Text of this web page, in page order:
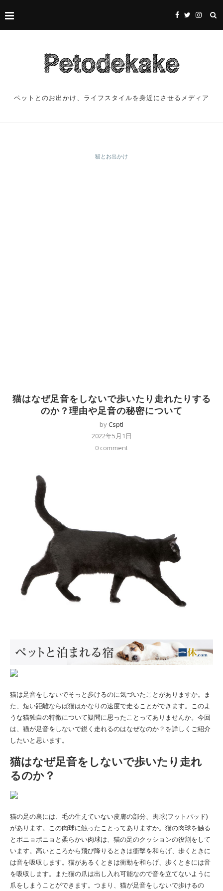
ペットとのお出かけ、ライフスタイルを身近にさせるメディア
猫とお出かけ
猫はなぜ足音をしないで歩いたり走れたりする
のか？理由や足音の秘密について
byCsptl
2022年5月1日
0 comment
猫は足音をしないでそっと歩けるのに気づいたことがありますか。ま
た、短い距離ならば猫はかなりの速度で走ることができます。このよ
うな猫独自の特徴について疑問に思ったことってありませんか。今回
は、猫が足音をしないで鋭く走れるのはなぜなのか？を詳しくご紹介
したいと思います。
猫はなぜ足音をしないで歩いたり走れ
るのか？
猫の足の裏には、毛の生えていない皮膚の部分、肉球(フットパッド)
があります。この肉球に触ったことってありますか。猫の肉球を触る
とポニョポニョと柔らかい肉球は、猫の足のクッションの役割をして
います。高いところから飛び降りるときは衝撃を和らげ、歩くときに
は音を吸収します。猫があるくときは衝動を和らげ、歩くときには音
を吸収します。また猫の爪は出し入れ可能なので音を立てないように
爪をしまうことができます。つまり、猫が足音をしないで歩けるの